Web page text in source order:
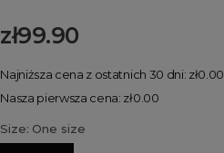
zł99.90
Najniższa cena z ostatnich 30 dni: zł0.00
Nasza pierwsza cena: zł0.00
Size: One size